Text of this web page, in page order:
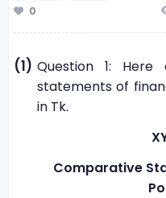
0
(1) Question 1:
statements of
in Tk.
Comparative